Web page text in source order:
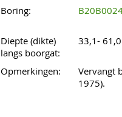
Boring:
Diepte (dikte)
langs boorgat:
33,1-
Opmerkingen:
Vervangt
1975).